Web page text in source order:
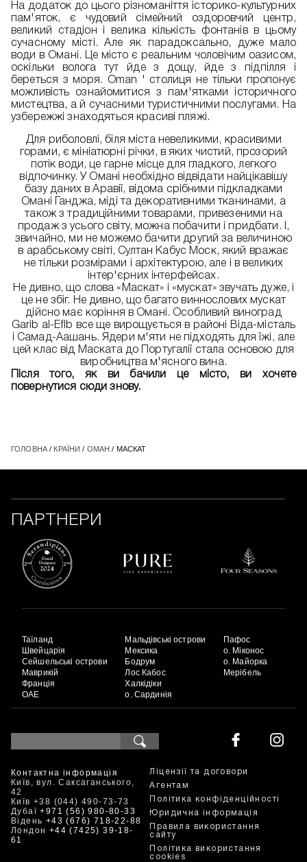
На додаток до цього різноманіття історико-культурних
пам'яток, є чудовий сімейний оздоровчий центр,
великий стадіон і велика кількість фонтанів в цьому
сучасному місті. Але як парадоксально, дуже мало
води в Омані. Це місто є реальним чоловічим оазисом,
оскільки волога тут йде з дощу, йде з підпілля і
береться з моря. Oman ' столиця не тільки пропонує
можливість ознайомитися з пам'ятками історичного
мистецтва, а й сучасними туристичними послугами. На
узбережжі знаходяться красиві пляжі.
Для риболовлі, біля міста невеликими, красивими
горами, є мініатюрні річки, в яких чистий, прозорий
потік води, це гарне місце для гладкого, легкого
відпочинку. У Омані необхідно відвідати найцікавішу
базу даних в Аравії, відома срібними підкладками
Омані Ганджа, міді та декоративними тканинами, а
також з традиційними товарами, привезеними на
продаж з усього світу, можна побачити і придбати. І,
звичайно, ми не можемо бачити другий за величиною
в арабському світі, Султан Кабус Моск, який вражає
не тільки розмірами і архітектурою, але і в великих
інтер'єрних інтерфейсах.
Не дивно, що слова «Маскат» і «мускат» звучать дуже, і
це не збіг. Не дивно, що багато виннослових мускат
дійсно має коріння в Омані. Особливий виноград
Garib al-Eflb все ще вирощується в районі Віда-місталь
і Самад-Аашань. Ядери м'яти не підходять для їжі, але
цей клас від Маската до Португалії стала основою для
виробництва м'ясного вина.
Після того, як ви бачили це місто, ви хочете
повернутися сюди знову.
ГОЛОВНА/ КРАЇНИ / ОМАН / МАСКАТ
ПАРТНЕРИ
Таїланд
Швейцарія
Сейшельські острови
Маврикій
Франція
ОАЕ
Мальдівські острови
Мексика
Бодрум
Лос Кабос
Халкідіки
о. Сардинія
Пафос
о. Міконос
о. Майорка
Мерібель
Контактна інформація
Київ, вул. Саксаганського,
42
Київ +38 (044) 490-73-73
Дубаї+971 (56) 980-80-33
Відень +43 (676) 718-22-88
Лондон +44 (7425) 39-18-
61
Ліцензії та договори
Агентам
Політика конфіденційності
Юридична інформація
Правила використання
сайту
Політика використання
cookies